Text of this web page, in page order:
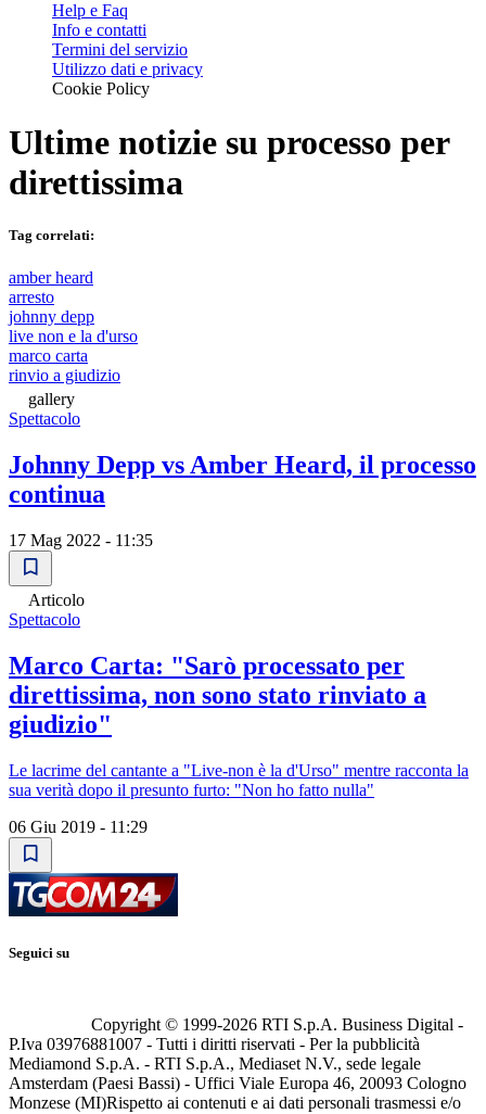
Help e Faq
Info e contatti
Termini del servizio
Utilizzo dati e privacy
Cookie Policy
Ultime notizie su processo per
direttissima
Tag correlati:
amber heard
arresto
johnny depp
live non e la d'urso
marco carta
rinvio a giudizio
gallery
Spettacolo
Johnny Depp vs Amber Heard, il processo
continua
17 Mag 2022 - 11:35
Articolo
Spettacolo
Marco Carta: "Sarò processato per
direttissima, non sono stato rinviato a
giudizio"
Le lacrime del cantante a "Live-non è la d'Urso" mentre racconta la
sua verità dopo il presunto furto: "Non ho fatto nulla"
06 Giu 2019 - 11:29
Seguici su
Copyright © 1999-2026 RTI S.p.A. Business Digital -
P.Iva 03976881007 - Tutti i diritti riservati - Per la pubblicità
Mediamond S.p.A. - RTI S.p.A., Mediaset N.V., sede legale
Amsterdam (Paesi Bassi) - Uffici Viale Europa 46, 20093 Cologno
Monzese (MI)Rispetto ai contenuti e ai dati personali trasmessi e/o